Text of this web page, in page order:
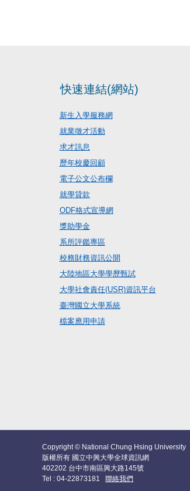
快速連結(網站)
新生入學服務網
就業徵才活動
求才訊息
歷年校慶回顧
電子公文公布欄
就學貸款
ODF格式宣導網
獎助學金
系所評鑑專區
校務財務資訊公開
大陸地區大學學歷甄試
大學社會責任(USR)資訊平台
臺灣國立大學系統
檔案應用申請
Copyright © National Chung Hsing University
版權所有 國立中興大學全球資訊網
402202 台中市南區興大路145號
Tel : 04-22873181 聯絡我們